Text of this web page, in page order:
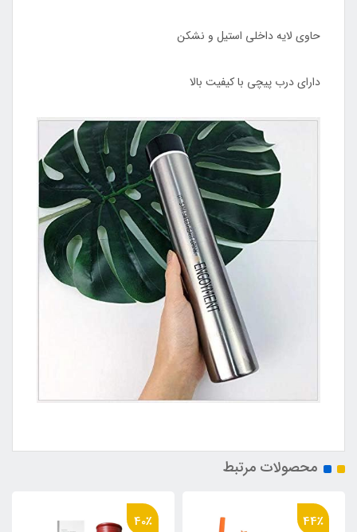
حاوی لایه داخلی استیل و نشکن
دارای درب پیچی با کیفیت بالا
محصولات مرتبط
44٪ 40٪